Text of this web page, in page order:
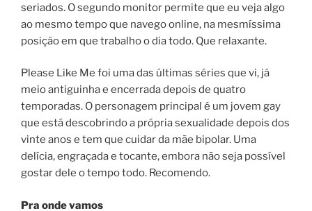
seriados. O segundo monitor permite que eu veja algo
ao mesmo tempo que navego online, na mesmíssima
posição em que trabalho o dia todo. Que relaxante.
Please Like Me foi uma das últimas séries que vi, já
meio antiguinha e encerrada depois de quatro
temporadas. O personagem principal é um jovem gay
que está descobrindo a própria sexualidade depois dos
vinte anos e tem que cuidar da mãe bipolar. Uma
delícia, engraçada e tocante, embora não seja possível
gostar dele o tempo todo. Recomendo.
Pra onde vamos